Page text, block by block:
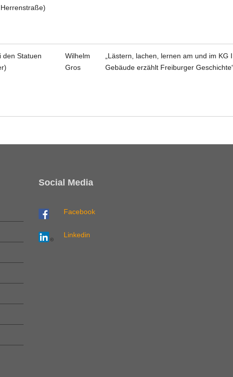
den Statuen
Wilhelm
Gros
„Lästern, lachen, lernen am und im KG
Gebäude erzählt Freiburger
Social Media
Facebook
Linkedin